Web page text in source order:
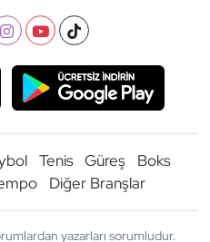
Tenis Güreş
Boks
Diğer Branşlar
yazarları sorumludur.